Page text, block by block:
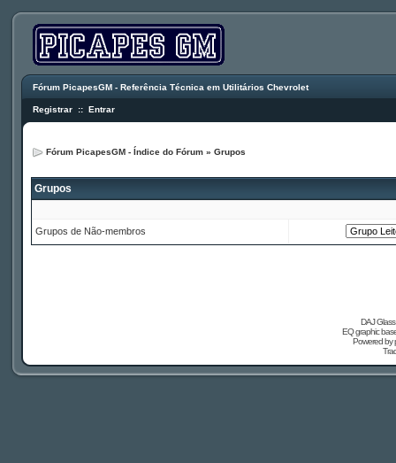
Fórum PicapesGM - Referência Técnica em Utilitários Chevrolet
Registrar :: Entrar
Fórum PicapesGM - Índice do Fórum » Grupos
Grupos
Grupos de Não-membros
DAJ
EQ graphic
Powered by